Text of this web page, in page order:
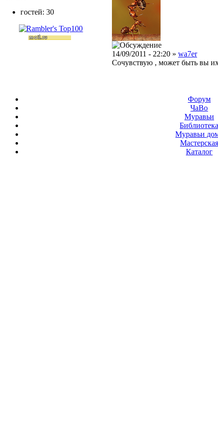
14/09/2011 - 22:20 » wa7er
Сочувствую , может быть вы
гостей: 30
Форум
ЧаВо
Муравьи
Муравьи
Мастерская
Каталог